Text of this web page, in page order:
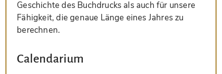
Geschichte des Buchdrucks als auch für unsere
Fähigkeit, die genaue Länge eines Jahres zu
berechnen.
Calendarium